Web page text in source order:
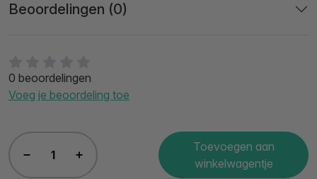
0 beoordelingen
Voeg je beoordeling toe
Toevoegen aan
winkelwagentje
Beoordelingen (0)